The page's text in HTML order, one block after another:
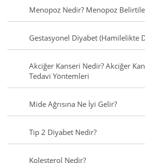
Menopoz Nedir? Menopoz
Gestasyonel Diyabet (Hamilelikte
Akciğer Kanseri Nedir? Akciğer
Tedavi Yöntemleri
Mide Ağrısına Ne İyi Gelir?
Tip 2 Diyabet Nedir?
Kolesterol Nedir?